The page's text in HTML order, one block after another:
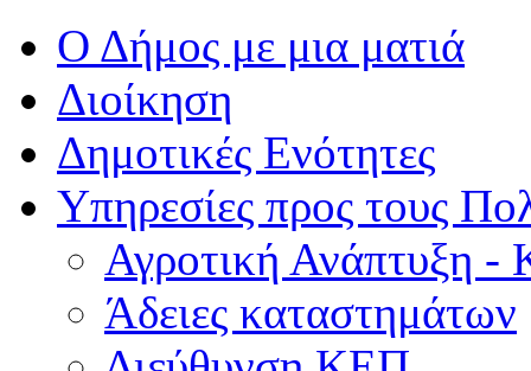
Ο Δήμος με μια ματιά
Διοίκηση
Δημοτικές Ενότητες
Υπηρεσίες προς τους
Αγροτική Ανάπτυξη -
Άδειες καταστημάτων